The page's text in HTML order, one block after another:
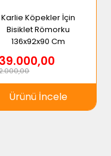
Karlie Köpekler İçin
Bisiklet Römorku
136x92x90 Cm
Ürünü İncele